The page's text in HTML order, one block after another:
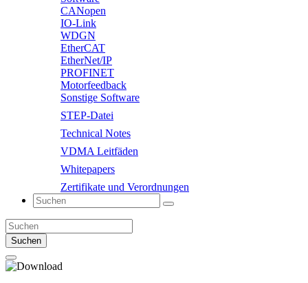
CANopen
IO-Link
WDGN
EtherCAT
EtherNet/IP
PROFINET
Motorfeedback
Sonstige Software
STEP-Datei
Technical Notes
VDMA Leitfäden
Whitepapers
Zertifikate und Verordnungen
Suchen